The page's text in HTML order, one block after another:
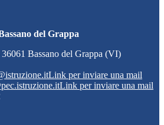
del Grappa
Bassano del Grappa (VI)
Link per inviare una mail
Link per inviare una mail